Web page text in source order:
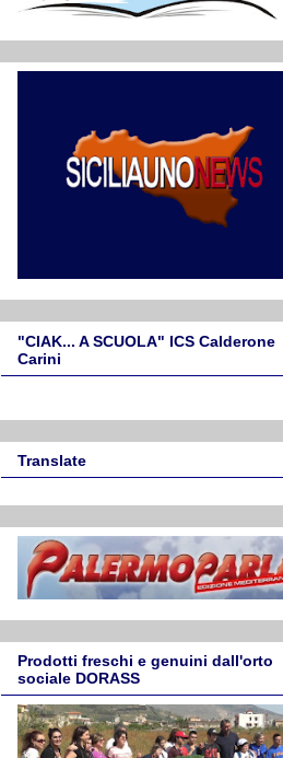
"CIAK... A SCUOLA" ICS Calderone
Carini
Translate
Prodotti freschi e genuini dall'orto
sociale DORASS